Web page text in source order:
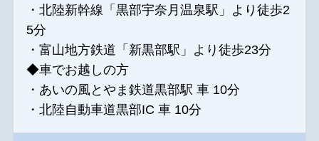
・北陸新幹線「黒部宇奈月温泉駅」より徒歩2
5分
・富山地方鉄道「新黒部駅」より徒歩23分
◆車でお越しの方
・あいの風とやま鉄道黒部駅 車 10分
・北陸自動車道黒部IC 車 10分